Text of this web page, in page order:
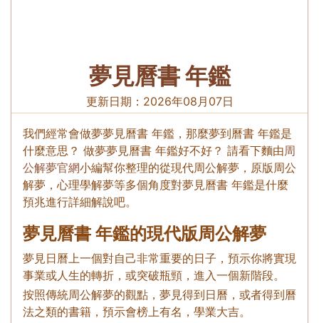
夢見曆書 年鑑
更新日期： 2026年08月07日
我們經常會做夢夢見曆書 年鑑，那麼夢到曆書 年鑑是
什麼意思？ 做夢夢見曆書 年鑑好不好？ 請看下麵由周
公解夢官網小編幫你整理的從現代周公解夢，原版周公
解夢，心理學解夢等多個角度對夢見曆書 年鑑是什麼
預兆進行詳細解說吧。
夢見曆書 年鑑的現代版周公解夢
夢見日曆上一個對自己非常重要的日子，預示你將實現
事業或人生的轉折，或突破瓶頸，進入一個新階段。
按照傳統周公解夢的觀點，夢見得到日曆，或者得到曆
法之類的書籍，預示會榜上有名，學業大吉。